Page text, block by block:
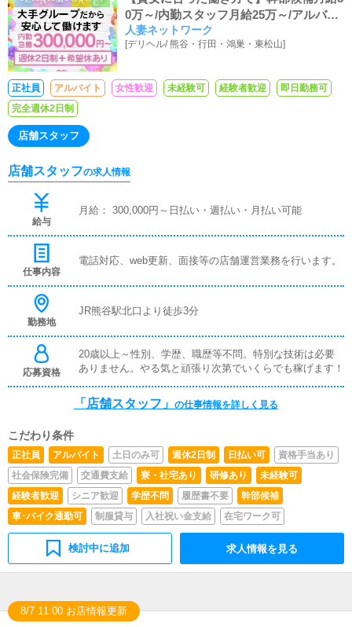
0万～/内勤スタッフ月給25万～/アルバイ
ト時給1,100円～
人妻ネットワーク
[デリヘル/熊谷・行田・鴻巣・東松山]
正社員 アルバイト 女性歓迎 未経験可 経験者歓迎
即日勤務可
完全週休2日制
店舗スタッフ
店舗スタッフの求人情報
給与
月給： 300,000円～日払い・週払い・月払い可能
仕事内容
電話対応、web更新、面接等の店舗運営業務を行います。
勤務地
JR熊谷駅北口より徒歩3分
応募資格
20歳以上～性別、学歴、職歴等不問。特別な技術は必要
ありません。やる気と頑張り次第でいくらでも稼げます！
「店舗スタッフ」 の仕事情報を詳しく見る
こだわり条件
正社員 アルバイト 土日のみ可 週休2日制 日払い可
資格手当あり
社会保険完備
交通費支給 寮・社宅あり 研修あり
未経験可
経験者歓迎
シニア歓迎 学歴不問 履歴書不要
幹部候補
車･バイク通勤可
制服貸与 入社祝い金支給 在宅ワーク可
検討中に追加 求人情報を見る
8/7 11:00 お店情報更新